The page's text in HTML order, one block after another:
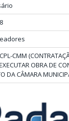
CMM
OBRA DE
DA CÂMARA